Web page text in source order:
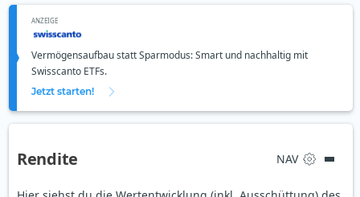
ANZEIGE
Vermögensaufbau statt Sparmodus: Smart und nachhaltig mit
Swisscanto ETFs.
Jetzt starten!
Rendite NAV